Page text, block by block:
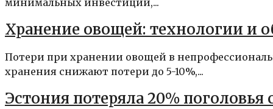
минимальных инвестиций,...
Хранение овощей: технологии и
Потери при хранении овощей в
хранения снижают потери до 5-10%,...
Эстония потеряла 20%